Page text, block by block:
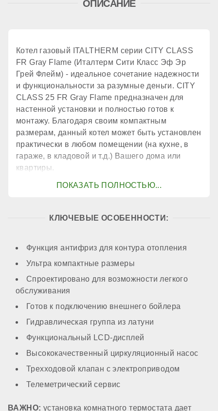
принудительное
1 шт.
КПД
94 %
КОНТУР ГВС
КОМПОНЕНТЫ
Материал первичного теплообменника
медь
Встроенный бойлер
нет
ОПИСАНИЕ
Котел газовый ITALTHERM серии CITY CLASS
FR Gray Flame (Италтерм Сити Класс Эф Эр
Грей Флейм) - идеальное сочетание надежности
и функциональности за разумные деньги. CITY
CLASS 25 FR Gray Flame предназначен для
настенной установки и полностью готов к
монтажу. Благодаря своим компактным
размерам, данный котел может быть установлен
практически в любом помещении (на кухне, в
гараже, в кладовой и т.д.) Вашего дома или
квартиры.
КЛЮЧЕВЫЕ ОСОБЕННОСТИ:
Функция антифриз для контура отопления
Ультра компактные размеры
Спроектировано для возможности легкого
обслуживания
Готов к подключению внешнего бойлера
Гидравлическая группа из латуни
Функциональный LCD-дисплей
Высококачественный циркуляционный насос
Трехходовой клапан с электроприводом
Телеметрический сервис
ВАЖНО: установка комнатного термостата дает